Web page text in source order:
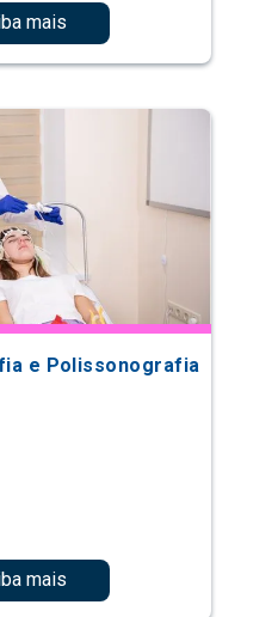
mais
e Polissonografia
mais